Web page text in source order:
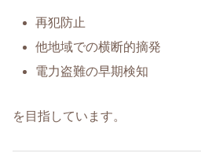
再犯防止
他地域での横断的摘発
電力盗難の早期検知
を目指しています。